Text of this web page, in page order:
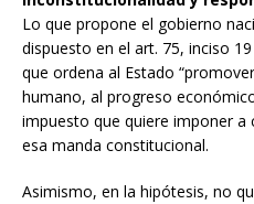
Lo que propone el gobierno
dispuesto en el art. 75, inciso
que ordena al Estado
humano, al progreso
impuesto que quiere imponer
esa manda constitucional.
Asimismo, en la hipótesis, no